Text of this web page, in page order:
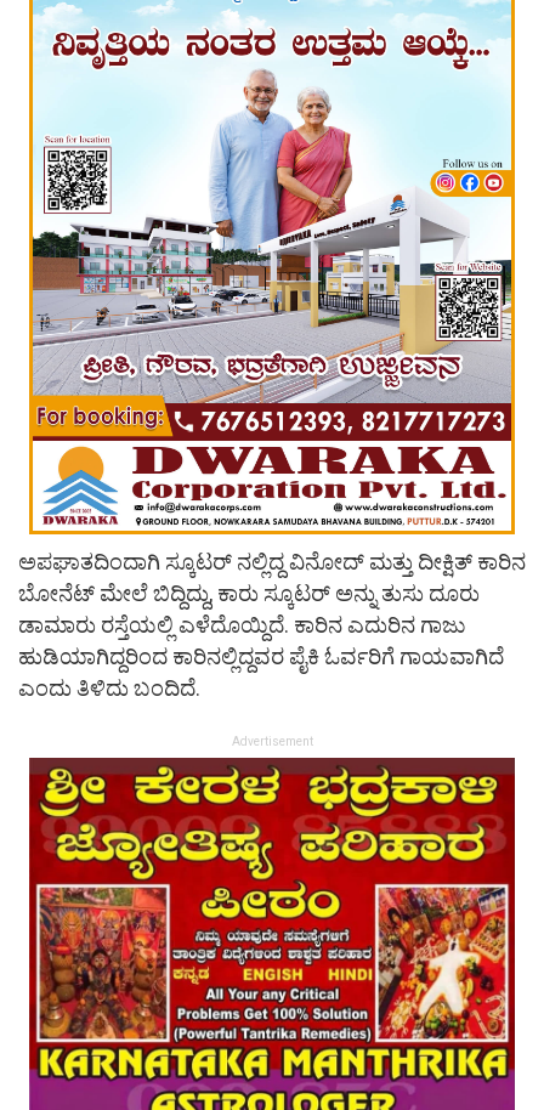
ಅಪಘಾತದಿಂದಾಗಿ ಸ್ಕೂಟರ್ ನಲ್ಲಿದ್ದ ವಿನೋದ್ ಮತ್ತು ದೀಕ್ಷಿತ್ ಕಾರಿನ
ಬೋನೆಟ್ ಮೇಲೆ ಬಿದ್ದಿದ್ದು, ಕಾರು ಸ್ಕೂಟರ್ ಅನ್ನು ತುಸು ದೂರು
ಡಾಮಾರು ರಸ್ತೆಯಲ್ಲಿ ಎಳೆದೊಯ್ದಿದೆ. ಕಾರಿನ ಎದುರಿನ ಗಾಜು
ಹುಡಿಯಾಗಿದ್ದರಿಂದ ಕಾರಿನಲ್ಲಿದ್ದವರ ಪೈಕಿ ಓರ್ವರಿಗೆ ಗಾಯವಾಗಿದೆ
ಎಂದು ತಿಳಿದು ಬಂದಿದೆ.
Advertisement